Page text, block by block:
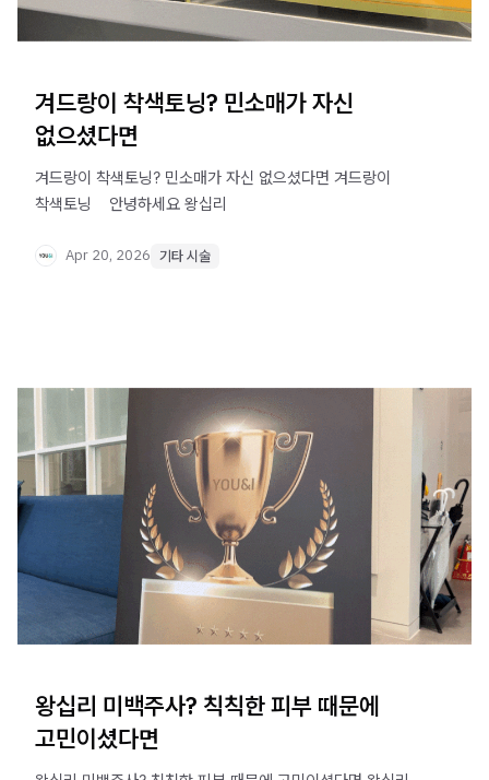
겨드랑이 착색토닝? 민소매가 자신
없으셨다면
겨드랑이 착색토닝? 민소매가 자신 없으셨다면 겨드랑이
착색토닝 ​ ​ ​ 안녕하세요 왕십리
Apr 20, 2026 기타 시술
왕십리 미백주사? 칙칙한 피부 때문에
고민이셨다면